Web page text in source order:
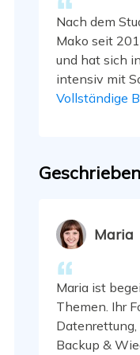
Nach dem
Mako seit
und hat sich
intensiv mit
beschäftigt.
Vollständige
Maria
Maria ist
Themen. Ihr
Backup &